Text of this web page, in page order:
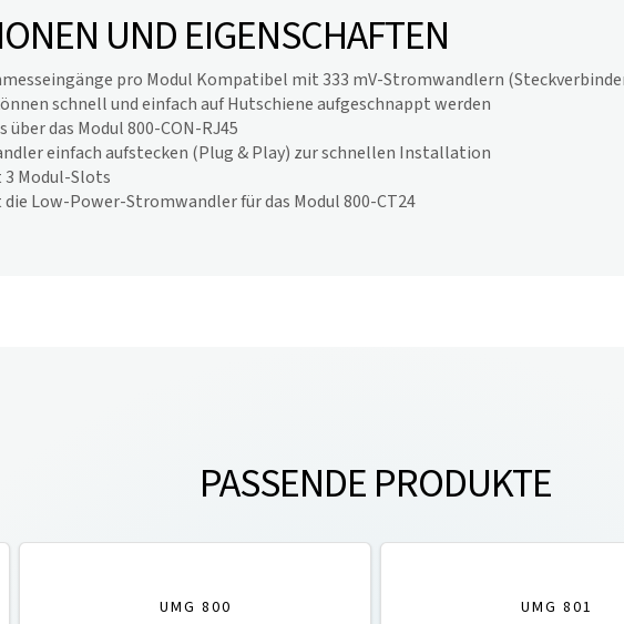
UND EIGENSCHAFTEN
pro Modul Kompatibel mit 333 mV-Stromwandlern
schnell und einfach auf Hutschiene aufgeschnappt werden
über das Modul 800-CON-RJ45
einfach aufstecken (Plug & Play) zur schnellen Installation
Modul-Slots
Low-Power-Stromwandler für das Modul 800-CT24
PASSENDE PRODUKTE
UMG 800 UMG 801